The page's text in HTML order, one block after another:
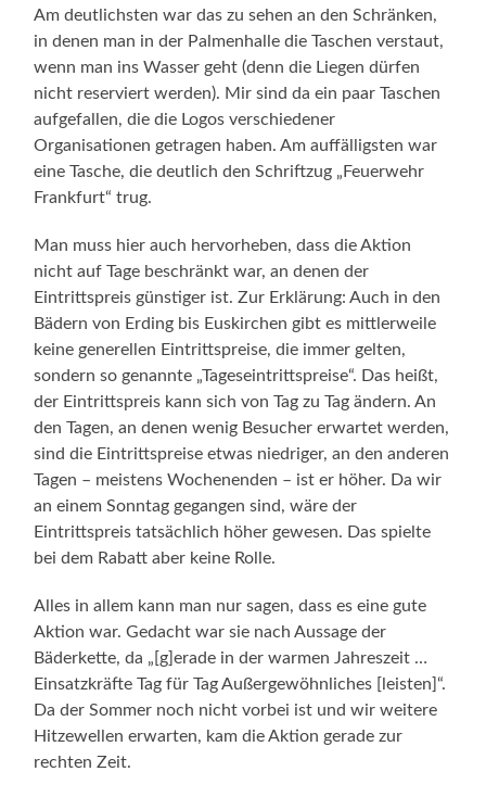
Am deutlichsten war das zu sehen an den Schränken,
in denen man in der Palmenhalle die Taschen verstaut,
wenn man ins Wasser geht (denn die Liegen dürfen
nicht reserviert werden). Mir sind da ein paar Taschen
aufgefallen, die die Logos verschiedener
Organisationen getragen haben. Am auffälligsten war
eine Tasche, die deutlich den Schriftzug „Feuerwehr
Frankfurt“ trug.
Man muss hier auch hervorheben, dass die Aktion
nicht auf Tage beschränkt war, an denen der
Eintrittspreis günstiger ist. Zur Erklärung: Auch in den
Bädern von Erding bis Euskirchen gibt es mittlerweile
keine generellen Eintrittspreise, die immer gelten,
sondern so genannte „Tageseintrittspreise“. Das heißt,
der Eintrittspreis kann sich von Tag zu Tag ändern. An
den Tagen, an denen wenig Besucher erwartet werden,
sind die Eintrittspreise etwas niedriger, an den anderen
Tagen – meistens Wochenenden – ist er höher. Da wir
an einem Sonntag gegangen sind, wäre der
Eintrittspreis tatsächlich höher gewesen. Das spielte
bei dem Rabatt aber keine Rolle.
Alles in allem kann man nur sagen, dass es eine gute
Aktion war. Gedacht war sie nach Aussage der
Bäderkette, da „[g]erade in der warmen Jahreszeit …
Einsatzkräfte Tag für Tag Außergewöhnliches [leisten]“.
Da der Sommer noch nicht vorbei ist und wir weitere
Hitzewellen erwarten, kam die Aktion gerade zur
rechten Zeit.